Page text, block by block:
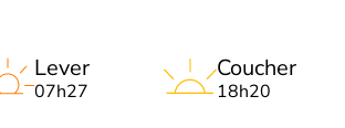
Lever
07h27
Coucher
18h20